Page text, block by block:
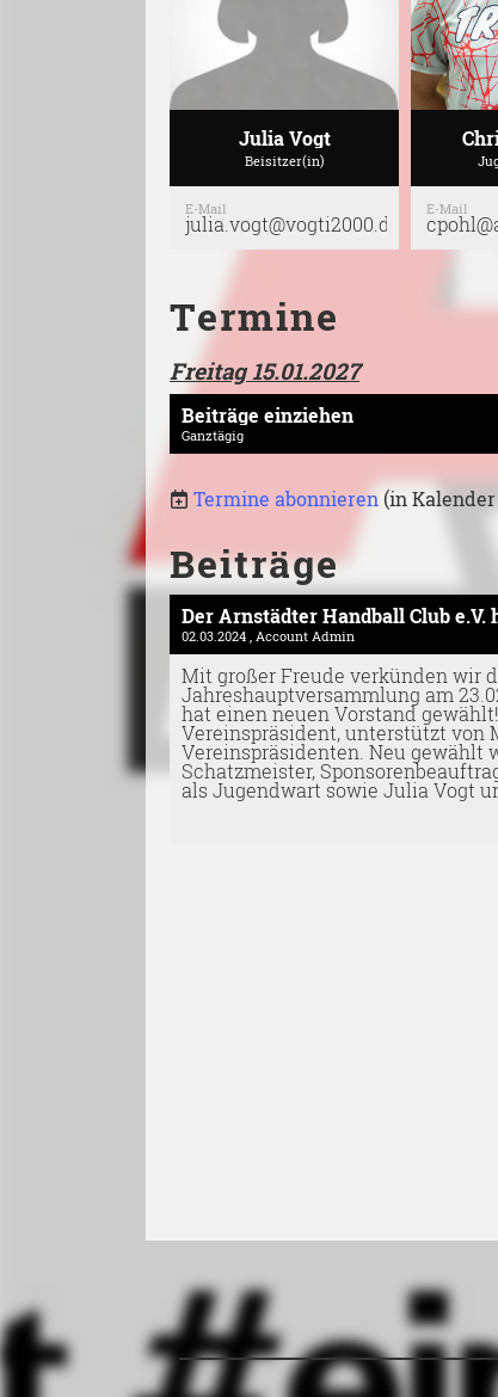
Julia Vogt
Beisitzer(in)
E-Mail
julia.vogt@vogti2000.de
E-Mail
Termine
Freitag 15.01.2027
Beiträge einziehen
Ganztägig
Termine abonnieren (in
Beiträge
Der Arnstädter Handball Club
02.03.2024 , Account Admin
Mit großer Freude verkünden wir
Jahreshauptversammlung am
hat einen neuen Vorstand
Vereinspräsident, unterstützt von
Vereinspräsidenten. Neu gewählt
Schatzmeister,
als Jugendwart sowie Julia Vogt